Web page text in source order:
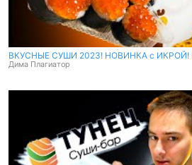
ВКУСНЫЕ СУШИ 2023! НОВИНКА с ИКРОЙ!
Дима Плагиатор